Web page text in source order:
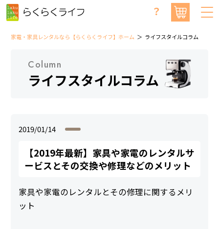
？
家電・家具レンタルなら【らくらくライフ】ホーム ライフスタイルコラム
Column
ライフスタイルコラム
2019/01/14
【2019年最新】家具や家電のレンタルサ
ービスとその交換や修理などのメリット
家具や家電のレンタルとその修理に関するメリ
ット